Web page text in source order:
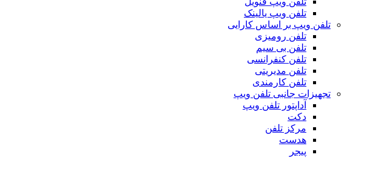
تلفن ویپ یالینک
تلفن ویپ بر اساس کارایی
تلفن رومیزی
تلفن بی سیم
تلفن کنفرانسی
تلفن مدیریتی
تلفن کارمندی
تجهیزات جانبی تلفن ویپ
آداپتور تلفن ویپ
دکت
مرکز تلفن
هدست
پیجر